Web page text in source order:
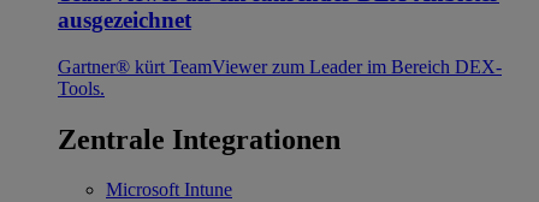
ausgezeichnet
Gartner® kürt TeamViewer zum Leader im Bereich DEX-
Tools.
Zentrale Integrationen
Microsoft Intune